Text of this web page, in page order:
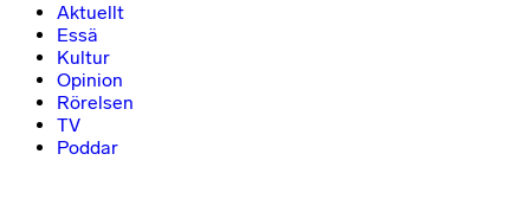
Aktuellt
Essä
Kultur
Opinion
Rörelsen
TV
Poddar